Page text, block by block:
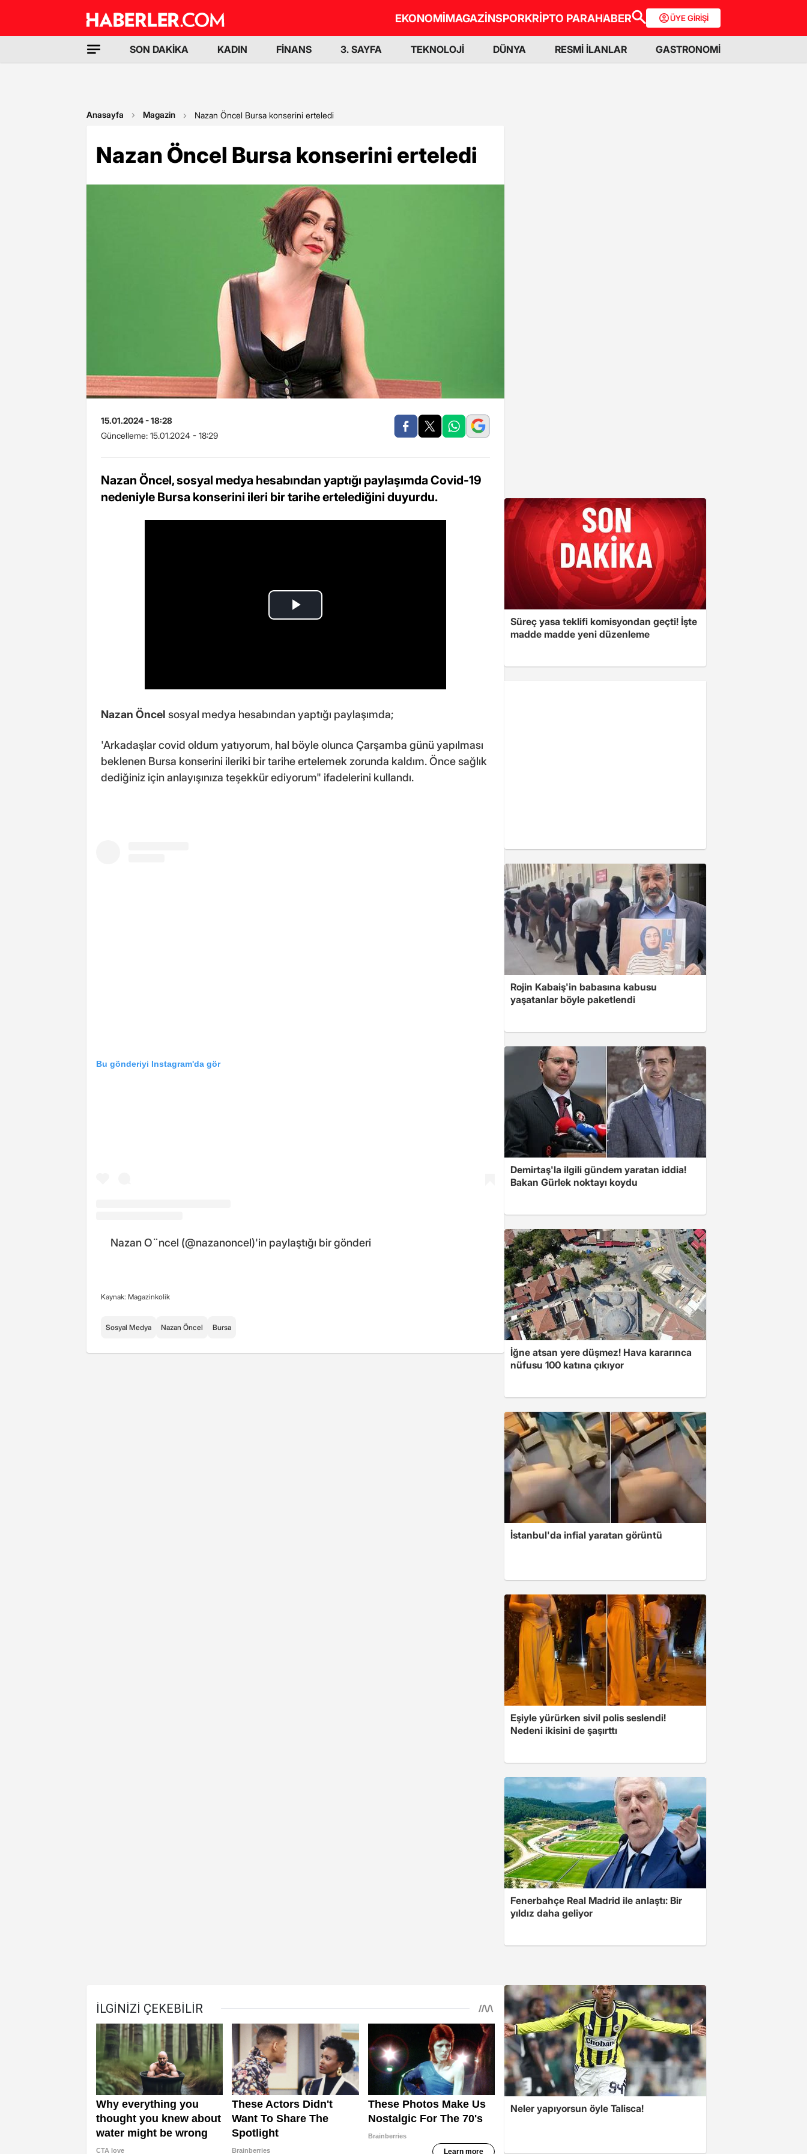
EKONOMİMAGAZİNSPORKRİPTO PARAHABER ÜYE GİRİŞİ
SON DAKİKA KADIN FİNANS 3. SAYFA TEKNOLOJİ DÜNYA RESMİ İLANLAR GASTRONOMİ
Anasayfa Magazin Nazan Öncel Bursa konserini erteledi
Nazan Öncel Bursa konserini erteledi
15.01.2024 - 18:28
Güncelleme: 15.01.2024 - 18:29
Nazan Öncel, sosyal medya hesabından yaptığı paylaşımda Covid-19
nedeniyle Bursa konserini ileri bir tarihe ertelediğini duyurdu.
Nazan Öncel sosyal medya hesabından yaptığı paylaşımda;
'Arkadaşlar covid oldum yatıyorum, hal böyle olunca Çarşamba günü yapılması
beklenen Bursa konserini ileriki bir tarihe ertelemek zorunda kaldım. Önce sağlık
dediğiniz için anlayışınıza teşekkür ediyorum" ifadelerini kullandı.
Bu gönderiyi Instagram'da gör
Nazan O¨ncel (@nazanoncel)'in paylaştığı bir gönderi
Kaynak: Magazinkolik
Sosyal Medya Nazan Öncel Bursa
Süreç yasa teklifi komisyondan geçti! İşte
madde madde yeni düzenleme
Rojin Kabaiş'in babasına kabusu
yaşatanlar böyle paketlendi
Demirtaş'la ilgili gündem yaratan iddia!
Bakan Gürlek noktayı koydu
İğne atsan yere düşmez! Hava kararınca
nüfusu 100 katına çıkıyor
İstanbul'da infial yaratan görüntü
Eşiyle yürürken sivil polis seslendi!
Nedeni ikisini de şaşırttı
Fenerbahçe Real Madrid ile anlaştı: Bir
yıldız daha geliyor
Neler yapıyorsun öyle Talisca!